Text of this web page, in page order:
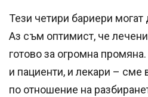
Тези четири бариери
Аз съм оптимист, че
готово за огромна
и пациенти, и лекари – сме
по отношение на